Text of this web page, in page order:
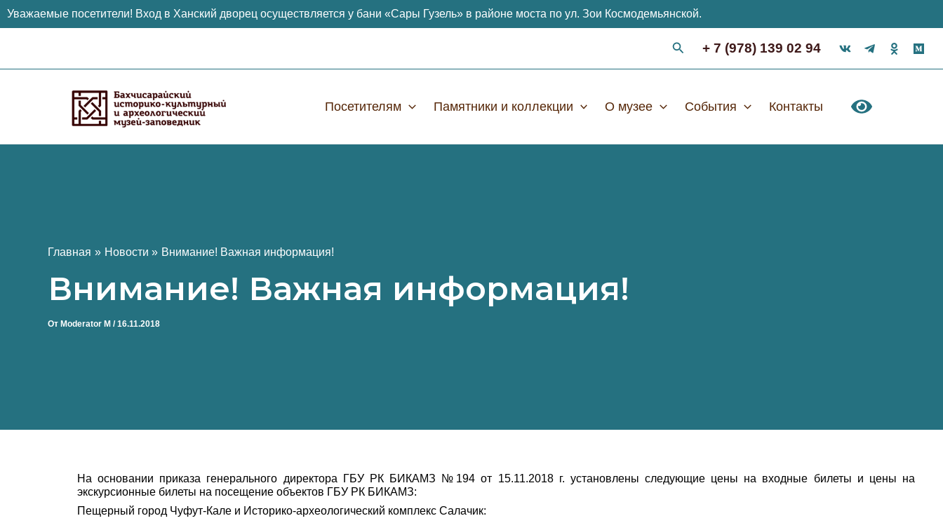
Уважаемые посетители! Вход в Ханский дворец осуществляется у бани «Сары Гузель» в районе моста по ул. Зои Космодемьянской.
+ 7 (978) 139 02 94
Посетителям Памятники и коллекции О музее События Контакты
Главная Новости Внимание! Важная информация!
Внимание! Важная информация!
От Moderator M /16.11.2018
На основании приказа генерального директора ГБУ РК БИКАМЗ №194 от 15.11.2018 г. установлены следующие цены на входные билеты и цены на
экскурсионные билеты на посещение объектов ГБУ РК БИКАМЗ:
Пещерный город Чуфут-Кале и Историко-археологический комплекс Салачик: